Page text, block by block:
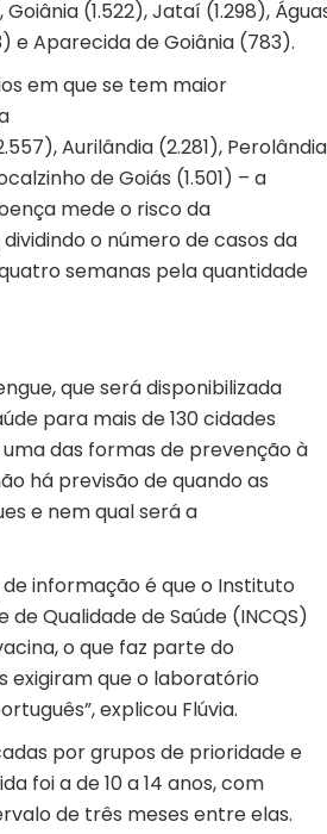
(1.522), Jataí (1.298),
e Aparecida de Goiânia (783).
em que se tem maior
Aurilândia (2.281),
de Goiás (1.501) – a
mede o risco da
o número de casos da
semanas pela quantidade
que será disponibilizada
para mais de 130 cidades
das formas de prevenção à
há previsão de quando as
e nem qual será a
informação é que o Instituto
Qualidade de Saúde (INCQS)
o que faz parte do
exigiram que o laboratório
explicou Flúvia.
por grupos de prioridade e
foi a de 10 a 14 anos, com
de três meses entre elas.